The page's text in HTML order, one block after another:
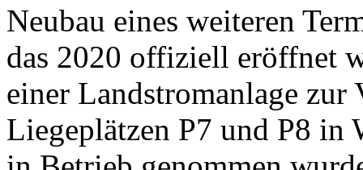
Neubau eines weiteren
das 2020 offiziell eröffnet
einer Landstromanlage zur
Liegeplätzen P7 und P8 in